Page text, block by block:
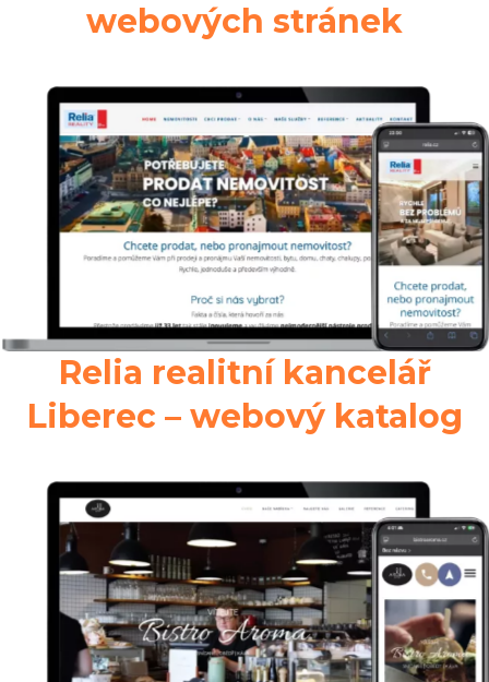
webových stránek
Relia realitní kancelář
Liberec – webový katalog